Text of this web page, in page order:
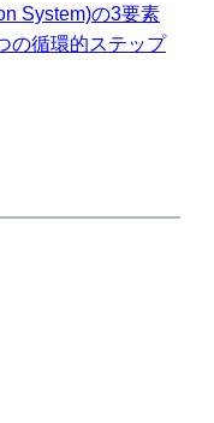
System)の3要素
の循環的ステップ